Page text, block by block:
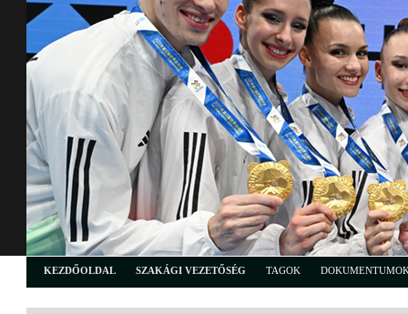
KEZDŐOLDAL SZAKÁGI VEZETŐSÉG TAGOK